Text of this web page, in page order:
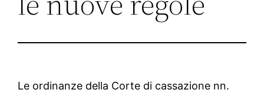
Le ordinanze della Corte di cassazione nn.